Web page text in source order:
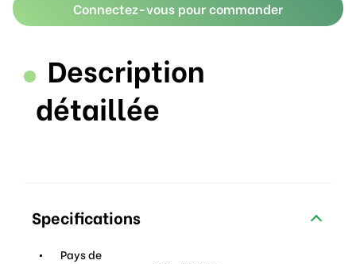
Connectez-vous pour commander
Description
détaillée
Specifications
Pays de